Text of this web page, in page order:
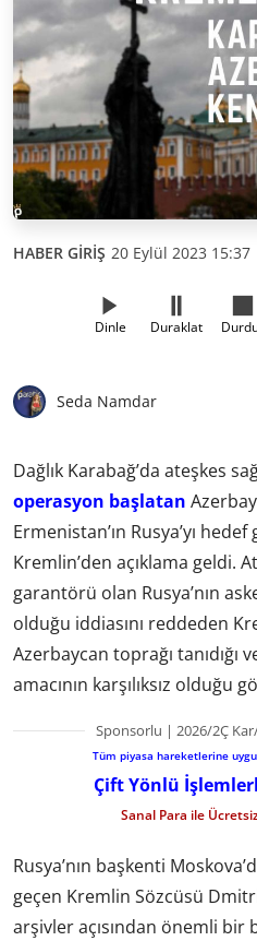
HABER GİRİŞ 20 Eylül 2023 15:37
Dinle Duraklat
Seda Namdar
Dağlık Karabağ’da ateşkes
operasyon başlatan
Ermenistan’ın Rusya’yı
Kremlin’den açıklama geldi.
garantörü olan Rusya’nın
olduğu iddiasını reddeden
Azerbaycan toprağı tanıdığı
amacının karşılıksız olduğu
Sponsorlu | 2026/2Ç
Tüm piyasa hareketlerine
Çift Yönlü
Sanal Para ile
Rusya’nın başkenti
geçen Kremlin Sözcüsü
arşivler açısından önemli bir